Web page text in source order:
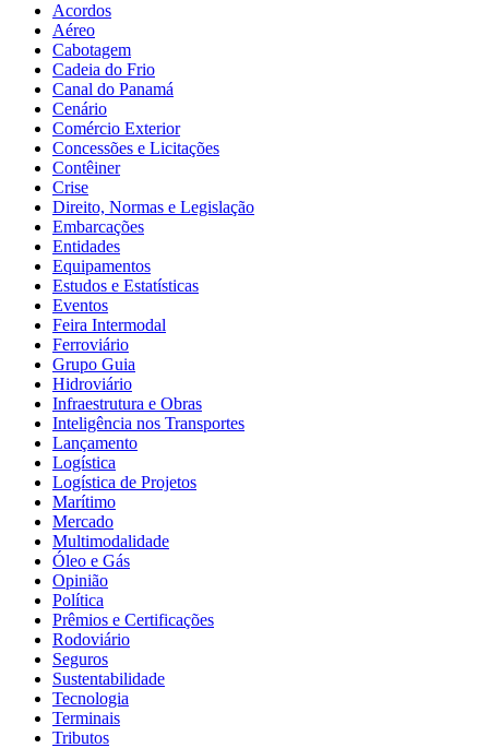
Acordos
Aéreo
Cabotagem
Cadeia do Frio
Canal do Panamá
Cenário
Comércio Exterior
Concessões e Licitações
Contêiner
Crise
Direito, Normas e Legislação
Embarcações
Entidades
Equipamentos
Estudos e Estatísticas
Eventos
Feira Intermodal
Ferroviário
Grupo Guia
Hidroviário
Infraestrutura e Obras
Inteligência nos Transportes
Lançamento
Logística
Logística de Projetos
Marítimo
Mercado
Multimodalidade
Óleo e Gás
Opinião
Política
Prêmios e Certificações
Rodoviário
Seguros
Sustentabilidade
Tecnologia
Terminais
Tributos